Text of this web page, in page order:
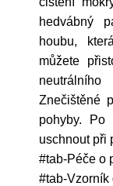
hedvábný
houbu,
můžete
Znečištěné
pohyby. Po
uschnout při
#tab-Péče o
#tab-Vzorník